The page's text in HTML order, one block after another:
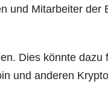
und Mit­ar­bei­ter der
Dies könn­te dazu
und ande­ren